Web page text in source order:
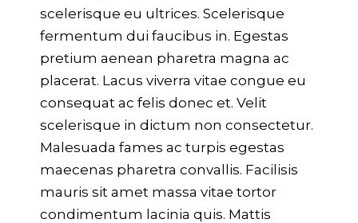
scelerisque eu ultrices. Scelerisque
fermentum dui faucibus in. Egestas
pretium aenean pharetra magna ac
placerat. Lacus viverra vitae congue eu
consequat ac felis donec et. Velit
scelerisque in dictum non consectetur.
Malesuada fames ac turpis egestas
maecenas pharetra convallis. Facilisis
mauris sit amet massa vitae tortor
condimentum lacinia quis. Mattis